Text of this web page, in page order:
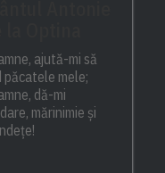
ajută-mi să
păcatele mele;
dă-mi
mărinimie şi